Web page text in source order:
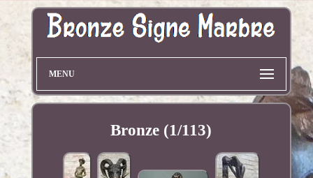
MENU
Bronze (1/113)